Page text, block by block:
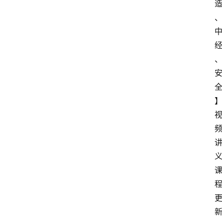
造
、
中
经
、
安
全
】
视
频
讲
义
课
程
更
新